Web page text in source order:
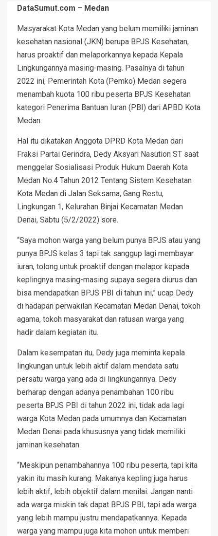
DataSumut.com – Medan
Masyarakat Kota Medan yang belum memiliki jaminan
kesehatan nasional (JKN) berupa BPJS Kesehatan,
harus proaktif dan melaporkannya kepada Kepala
Lingkungannya masing-masing. Pasalnya di tahun
2022 ini, Pemerintah Kota (Pemko) Medan segera
menambah kuota 100 ribu peserta BPJS Kesehatan
kategori Penerima Bantuan Iuran (PBI) dari APBD Kota
Medan.
Hal itu dikatakan Anggota DPRD Kota Medan dari
Fraksi Partai Gerindra, Dedy Aksyari Nasution ST saat
menggelar Sosialisasi Produk Hukum Daerah Kota
Medan No.4 Tahun 2012 Tentang Sistem Kesehatan
Kota Medan di Jalan Seksama, Gang Restu,
Lingkungan 1, Kelurahan Binjai Kecamatan Medan
Denai, Sabtu (5/2/2022) sore.
“Saya mohon warga yang belum punya BPJS atau yang
punya BPJS kelas 3 tapi tak sanggup lagi membayar
iuran, tolong untuk proaktif dengan melapor kepada
keplingnya masing-masing supaya segera diurus dan
bisa mendapatkan BPJS PBI di tahun ini,” ucap Dedy
di hadapan perwakilan Kecamatan Medan Denai, tokoh
agama, tokoh masyarakat dan ratusan warga yang
hadir dalam kegiatan itu.
Dalam kesempatan itu, Dedy juga meminta kepala
lingkungan untuk lebih aktif dalam mendata satu
persatu warga yang ada di lingkungannya. Dedy
berharap dengan adanya penambahan 100 ribu
peserta BPJS PBI di tahun 2022 ini, tidak ada lagi
warga Kota Medan pada umumnya dan Kecamatan
Medan Denai pada khususnya yang tidak memiliki
jaminan kesehatan.
“Meskipun penambahannya 100 ribu peserta, tapi kita
yakin itu masih kurang. Makanya kepling juga harus
lebih aktif, lebih objektif dalam menilai. Jangan nanti
ada warga miskin tak dapat BPJS PBI, tapi ada warga
yang lebih mampu justru mendapatkannya. Kepada
warga yang mampu juga kita mohon untuk memberi